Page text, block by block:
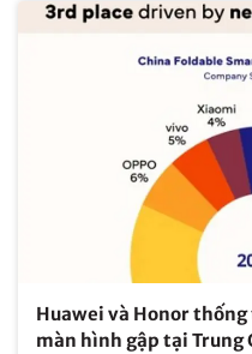
Huawei và Honor
màn hình gập tại Trung